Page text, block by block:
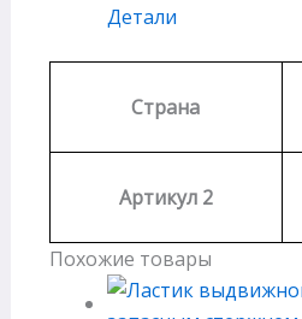
Детали
Страна
Артикул 2
Похожие товары